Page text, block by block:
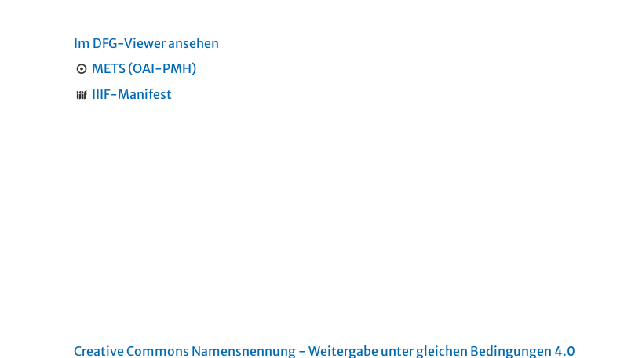
Im DFG-Viewer ansehen
METS (OAI-PMH)
IIIF-Manifest
Creative Commons Namensnennung - Weitergabe unter gleichen Bedingungen 4.0